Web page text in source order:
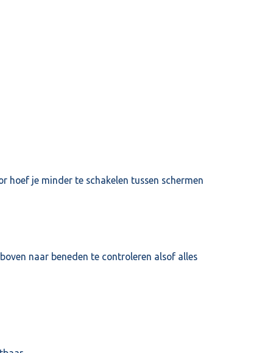
hoef je minder te schakelen tussen schermen
naar beneden te controleren alsof alles